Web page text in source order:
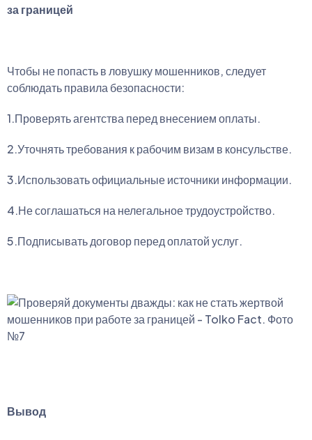
за границей
Чтобы не попасть в ловушку мошенников, следует
соблюдать правила безопасности:
1.Проверять агентства перед внесением оплаты.
2.Уточнять требования к рабочим визам в консульстве.
3.Использовать официальные источники информации.
4.Не соглашаться на нелегальное трудоустройство.
5.Подписывать договор перед оплатой услуг.
Вывод